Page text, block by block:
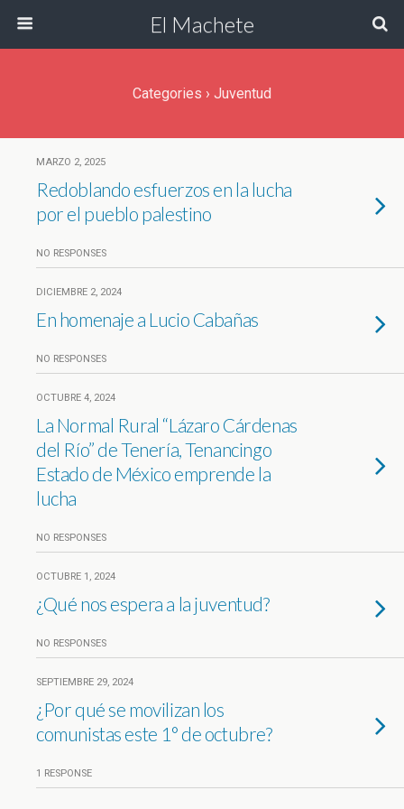
El Machete
Categories › Juventud
MARZO 2, 2025
Redoblando esfuerzos en la lucha
por el pueblo palestino
NO RESPONSES
DICIEMBRE 2, 2024
En homenaje a Lucio Cabañas
NO RESPONSES
OCTUBRE 4, 2024
La Normal Rural “Lázaro Cárdenas
del Río” de Tenería, Tenancingo
Estado de México emprende la
lucha
NO RESPONSES
OCTUBRE 1, 2024
¿Qué nos espera a la juventud?
NO RESPONSES
SEPTIEMBRE 29, 2024
¿Por qué se movilizan los
comunistas este 1° de octubre?
1 RESPONSE